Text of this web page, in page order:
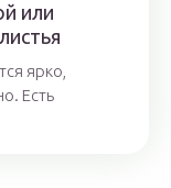
или
ярко,
Есть